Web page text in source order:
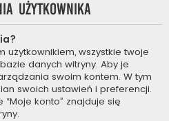
użytkownika
użytkownikiem, wszystkie twoje
danych witryny. Aby je
swoim kontem. W tym
swoich ustawień i preferencji.
konto” znajduje się